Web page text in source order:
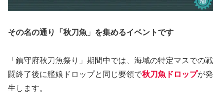
その名の通り「秋刀魚」を集めるイベントです
「鎮守府秋刀魚祭り」期間中では、海域の特定マスでの戦
闘終了後に艦娘ドロップと同じ要領で秋刀魚ドロップが発
生します。